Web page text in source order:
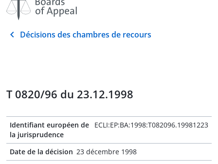
Décisions des chambres de recours
T 0820/96 du 23.12.1998
Identifiant européen de
la jurisprudence
ECLI:EP:BA:1998:T082096.19981223
Date de la décision 23 décembre 1998